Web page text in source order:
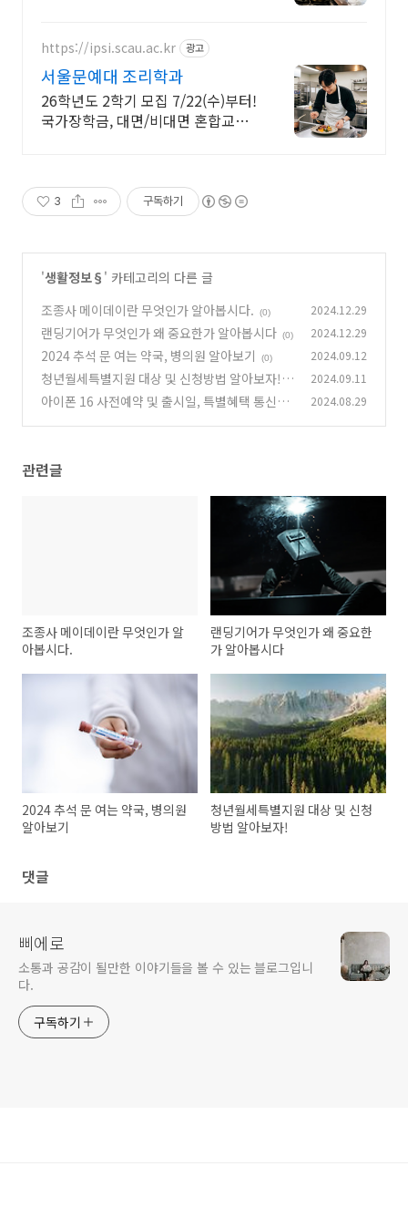
https://ipsi.scau.ac.kr 광고
서울문예대 조리학과
26학년도 2학기 모집 7/22(수)부터!
국가장학금, 대면/비대면 혼합교육
3 구독하기
'생활정보§ ' 카테고리의 다른 글
조종사 메이데이란 무엇인가 알아봅시다.
(0) 2024.12.29
랜딩기어가 무엇인가 왜 중요한가 알아봅시다 (0) 2024.12.29
2024 추석 문 여는 약국, 병의원 알아보기 (0) 2024.09.12
청년월세특별지원 대상 및 신청방법 알아보자!
(10)
2024.09.11
아이폰 16 사전예약 및 출시일, 특별혜택 통신사
2024.08.29
관련글
조종사 메이데이란 무엇인가 알
아봅시다.
랜딩기어가 무엇인가 왜 중요한
가 알아봅시다
2024 추석 문 여는 약국, 병의원
알아보기
청년월세특별지원 대상 및 신청
방법 알아보자!
댓글
삐에로
소통과 공감이 될만한 이야기들을 볼 수 있는 블로그입니
다.
구독하기